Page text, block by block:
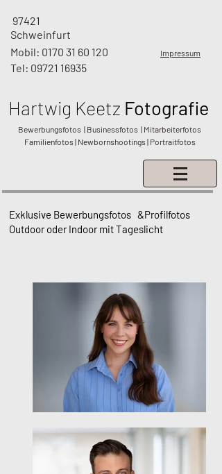
97421
Schweinfurt
Mobil: 0170 31 60 120
Tel: 09721 16935
Impressum
Hartwig Keetz Fotografie
Bewerbungsfotos | Businessfotos | Mitarbeiterfotos
Familienfotos | Newbornshootings | Portraitfotos
Exklusive Bewerbungsfotos &Profilfotos
Outdoor oder Indoor mit Tageslicht